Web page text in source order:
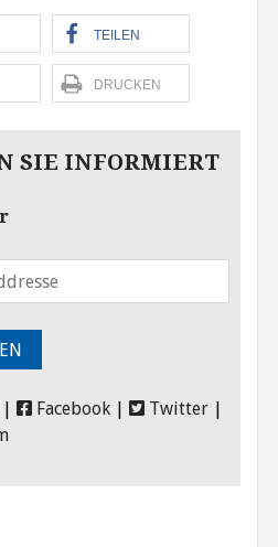
TEILEN
DRUCKEN
SIE INFORMIERT
Facebook Twitter